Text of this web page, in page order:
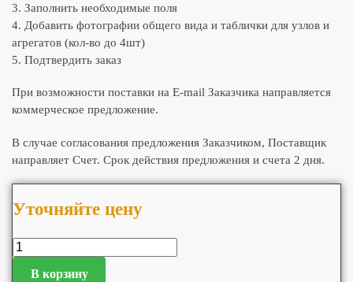
3. Заполнить необходимые поля
4. Добавить фотографии общего вида и таблички для узлов и
агрегатов (кол-во до 4шт)
5. Подтвердить заказ
При возможности поставки на E-mail Заказчика направляется
коммерческое предложение.
В случае согласования предложения Заказчиком, Поставщик
направляет Счет. Срок действия предложения и счета 2 дня.
Уточняйте цену
В корзину